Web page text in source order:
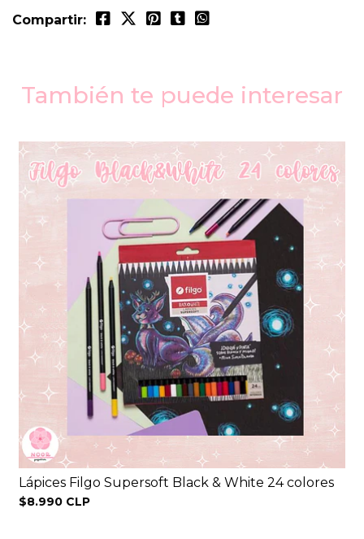
Compartir:
También te puede interesar
Lápices Filgo Supersoft Black & White 24 colores
$8.990 CLP